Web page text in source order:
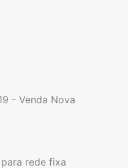
- Venda Nova
rede fixa